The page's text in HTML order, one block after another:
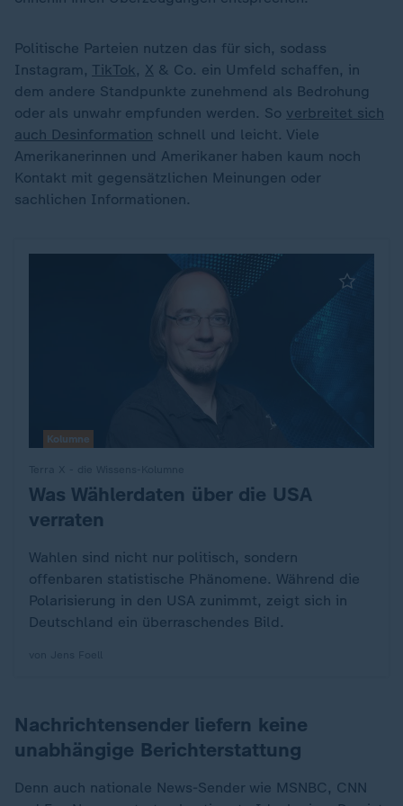
Politische Parteien nutzen das für sich, sodass
Instagram, TikTok, X & Co. ein Umfeld schaffen, in
dem andere Standpunkte zunehmend als Bedrohung
oder als unwahr empfunden werden. So verbreitet sich
auch Desinformation schnell und leicht. Viele
Amerikanerinnen und Amerikaner haben kaum noch
Kontakt mit gegensätzlichen Meinungen oder
sachlichen Informationen.
:
Was Wählerdaten über die USA
verraten
Wahlen sind nicht nur politisch, sondern
offenbaren statistische Phänomene. Während die
Polarisierung in den USA zunimmt, zeigt sich in
Deutschland ein überraschendes Bild.
Kolumne
Nachrichtensender liefern keine
unabhängige Berichterstattung
Denn auch nationale News-Sender wie MSNBC, CNN